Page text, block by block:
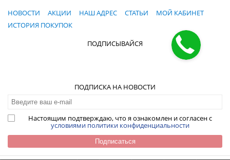
НОВОСТИ
АКЦИИ НАШ АДРЕС СТАТЬИ
МОЙ КАБИНЕТ
ИСТОРИЯ ПОКУПОК
ПОДПИСЫВАЙСЯ
ПОДПИСКА НА НОВОСТИ
Настоящим подтверждаю, что я ознакомлен и согласен с
условиями политики конфиденциальности